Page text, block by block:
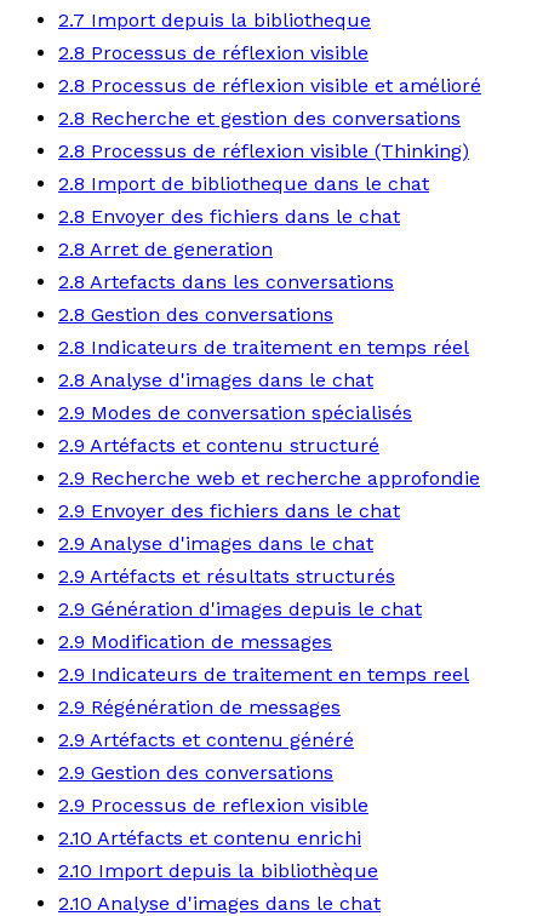
2.7 Import depuis la bibliotheque
2.8 Processus de réflexion visible
2.8 Processus de réflexion visible et amélioré
2.8 Recherche et gestion des conversations
2.8 Processus de réflexion visible (Thinking)
2.8 Import de bibliotheque dans le chat
2.8 Envoyer des fichiers dans le chat
2.8 Arret de generation
2.8 Artefacts dans les conversations
2.8 Gestion des conversations
2.8 Indicateurs de traitement en temps réel
2.8 Analyse d'images dans le chat
2.9 Modes de conversation spécialisés
2.9 Artéfacts et contenu structuré
2.9 Recherche web et recherche approfondie
2.9 Envoyer des fichiers dans le chat
2.9 Analyse d'images dans le chat
2.9 Artéfacts et résultats structurés
2.9 Génération d'images depuis le chat
2.9 Modification de messages
2.9 Indicateurs de traitement en temps reel
2.9 Régénération de messages
2.9 Artéfacts et contenu généré
2.9 Gestion des conversations
2.9 Processus de reflexion visible
2.10 Artéfacts et contenu enrichi
2.10 Import depuis la bibliothèque
2.10 Analyse d'images dans le chat